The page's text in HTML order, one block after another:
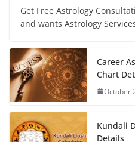
Get Free Astrology
and wants Astrology
Career
Chart
October
Kundali
Details